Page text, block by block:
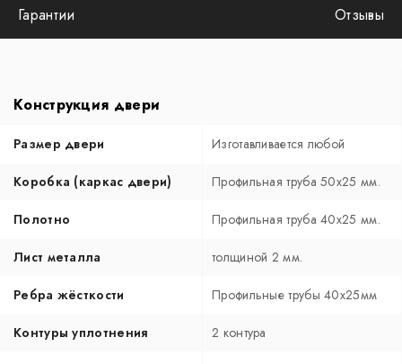
Гарантии Отзывы
Конструкция двери
Размер двери Изготавливается любой
Коробка (каркас двери) Профильная труба 50х25 мм.
Полотно Профильная труба 40х25 мм.
Лист металла толщиной 2 мм.
Ребра жёсткости Профильные трубы 40х25мм
Контуры уплотнения 2 контура